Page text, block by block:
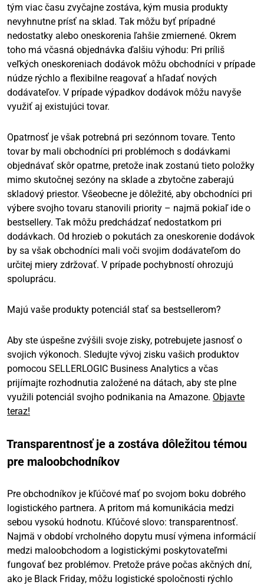
tým viac času zvyčajne zostáva, kým musia produkty
nevyhnutne prísť na sklad. Tak môžu byť prípadné
nedostatky alebo oneskorenia ľahšie zmiernené. Okrem
toho má včasná objednávka ďalšiu výhodu: Pri príliš
veľkých oneskoreniach dodávok môžu obchodníci v prípade
núdze rýchlo a flexibilne reagovať a hľadať nových
dodávateľov. V prípade výpadkov dodávok môžu navyše
využiť aj existujúci tovar.
Opatrnosť je však potrebná pri sezónnom tovare. Tento
tovar by mali obchodníci pri problémoch s dodávkami
objednávať skôr opatrne, pretože inak zostanú tieto položky
mimo skutočnej sezóny na sklade a zbytočne zaberajú
skladový priestor. Všeobecne je dôležité, aby obchodníci pri
výbere svojho tovaru stanovili priority – najmä pokiaľ ide o
bestsellery. Tak môžu predchádzať nedostatkom pri
dodávkach. Od hrozieb o pokutách za oneskorenie dodávok
by sa však obchodníci mali voči svojim dodávateľom do
určitej miery zdržovať. V prípade pochybností ohrozujú
spoluprácu.
Majú vaše produkty potenciál stať sa bestsellerom?
Aby ste úspešne zvýšili svoje zisky, potrebujete jasnosť o
svojich výkonoch. Sledujte vývoj zisku vašich produktov
pomocou SELLERLOGIC Business Analytics a včas
prijímajte rozhodnutia založené na dátach, aby ste plne
využili potenciál svojho podnikania na Amazone. Objavte
teraz!
Transparentnosť je a zostáva dôležitou témou
pre maloobchodníkov
Pre obchodníkov je kľúčové mať po svojom boku dobrého
logistického partnera. A pritom má komunikácia medzi
sebou vysokú hodnotu. Kľúčové slovo: transparentnosť.
Najmä v období vrcholného dopytu musí výmena informácií
medzi maloobchodom a logistickými poskytovateľmi
fungovať bez problémov. Pretože práve počas akčných dní,
ako je Black Friday, môžu logistické spoločnosti rýchlo